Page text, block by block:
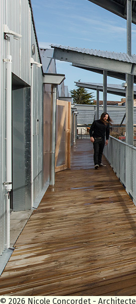
© 2026 Nicole Concordet - Architecte